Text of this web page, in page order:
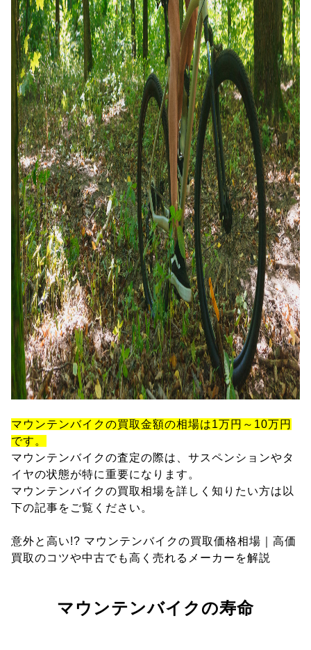
マウンテンバイクの買取金額の相場は1万円～10万円
です。
マウンテンバイクの査定の際は、サスペンションやタ
イヤの状態が特に重要になります。
マウンテンバイクの買取相場を詳しく知りたい方は以
下の記事をご覧ください。
意外と高い!? マウンテンバイクの買取価格相場｜高価
買取のコツや中古でも高く売れるメーカーを解説
マウンテンバイクの寿命